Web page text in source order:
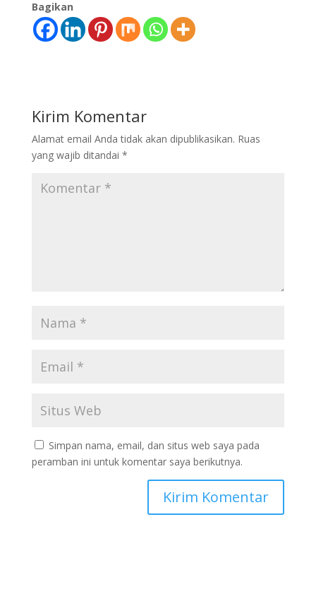
Bagikan
Kirim Komentar
Alamat email Anda tidak akan dipublikasikan. Ruas
yang wajib ditandai *
Simpan nama, email, dan situs web saya pada
peramban ini untuk komentar saya berikutnya.